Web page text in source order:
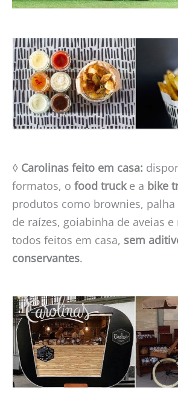
◊ Carolinas feito em casa:
formatos, o food trucke a bike
produtos como brownies,
de raízes, goiabinha de aveias
todos feitos em casa, sem
conservantes.